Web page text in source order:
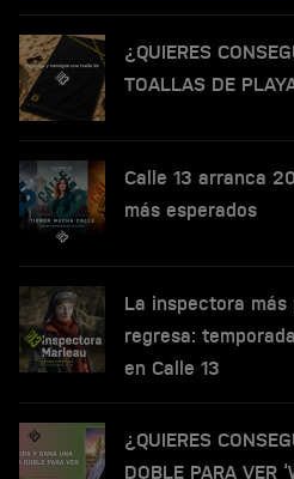
¿QUIERES
TOALLAS DE
Calle 13 arranca
más esperados
La inspectora
regresa:
en Calle 13
¿QUIERES
DOBLE PARA VER